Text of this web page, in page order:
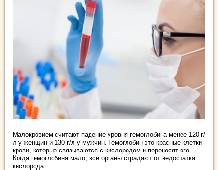
Малокровием считают падение уровня гемоглобина менее 120 г/
л у женщин и 130 г/л у мужчин. Гемоглобин это красные клетки
крови, которые связываются с кислородом и переносят его.
Когда гемоглобина мало, все органы страдают от недостатка
кислорода.